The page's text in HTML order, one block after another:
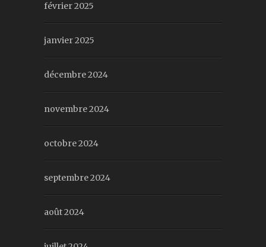
février 2025
janvier 2025
décembre 2024
novembre 2024
octobre 2024
septembre 2024
août 2024